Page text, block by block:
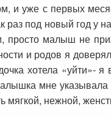
и уже с первых
под новый год у
малыш не
и родов я
хотела «уйти»-
мне
нежной,